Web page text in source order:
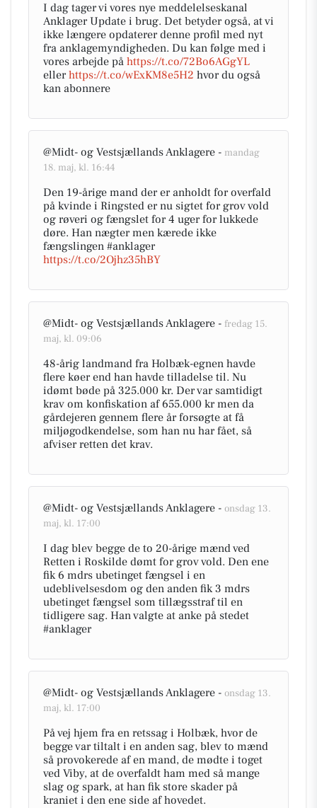
I dag tager vi vores nye meddelelseskanal
Anklager Update i brug. Det betyder også, at vi
ikke længere opdaterer denne profil med nyt
fra anklagemyndigheden. Du kan følge med i
vores arbejde på https://t.co/72Bo6AGgYL
ellerhttps://t.co/wExKM8e5H2 hvor du også
kan abonnere
@Midt- og Vestsjællands Anklagere - mandag
18. maj, kl. 16:44
Den 19-årige mand der er anholdt for overfald
på kvinde i Ringsted er nu sigtet for grov vold
og røveri og fængslet for 4 uger for lukkede
døre. Han nægter men kærede ikke
fængslingen #anklager
https://t.co/2Ojhz35hBY
@Midt- og Vestsjællands Anklagere - fredag 15.
maj, kl. 09:06
48-årig landmand fra Holbæk-egnen havde
flere køer end han havde tilladelse til. Nu
idømt bøde på 325.000 kr. Der var samtidigt
krav om konfiskation af 655.000 kr men da
gårdejeren gennem flere år forsøgte at få
miljøgodkendelse, som han nu har fået, så
afviser retten det krav.
@Midt- og Vestsjællands Anklagere - onsdag 13.
maj, kl. 17:00
I dag blev begge de to 20-årige mænd ved
Retten i Roskilde dømt for grov vold. Den ene
fik 6 mdrs ubetinget fængsel i en
udeblivelsesdom og den anden fik 3 mdrs
ubetinget fængsel som tillægsstraf til en
tidligere sag. Han valgte at anke på stedet
#anklager
@Midt- og Vestsjællands Anklagere - onsdag 13.
maj, kl. 17:00
På vej hjem fra en retssag i Holbæk, hvor de
begge var tiltalt i en anden sag, blev to mænd
så provokerede af en mand, de mødte i toget
ved Viby, at de overfaldt ham med så mange
slag og spark, at han fik store skader på
kraniet i den ene side af hovedet.